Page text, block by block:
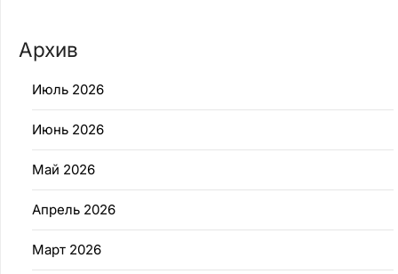
Архив
Июль 2026
Июнь 2026
Май 2026
Апрель 2026
Март 2026